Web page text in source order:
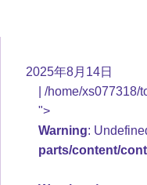
2025年8月14日
/home/xs077318/
">
Warning:
parts/content/